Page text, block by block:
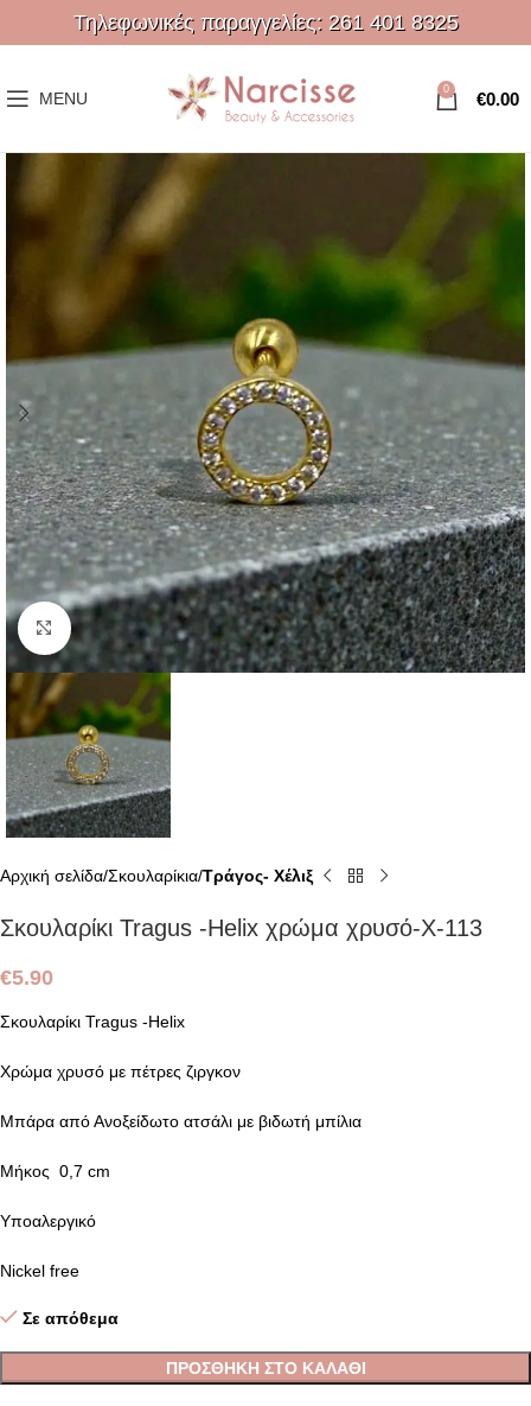
Τηλεφωνικές παραγγελίες: 261 401 8325
MENU 0 €0.00
Click to enlarge
Αρχική σελίδα Σκουλαρίκια Τράγος- Χέλιξ
Σκουλαρίκι Tragus -Helix χρώμα χρυσό-Χ-113
€5.90
Σκουλαρίκι Tragus -Helix
Χρώμα χρυσό με πέτρες ζιργκον
Μπάρα από Ανοξείδωτο ατσάλι με βιδωτή μπίλια
Μήκος 0,7 cm
Υποαλεργικό
Nickel free
Σε απόθεμα
ΠΡΟΣΘΉΚΗ ΣΤΟ ΚΑΛΆΘΙ